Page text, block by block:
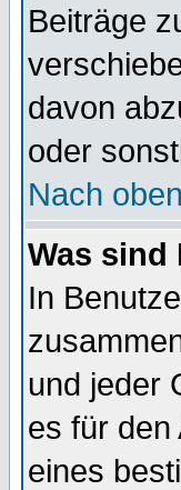
Beiträge
davon
oder
Nach oben
Was sind
In
und jeder
es für den
eines